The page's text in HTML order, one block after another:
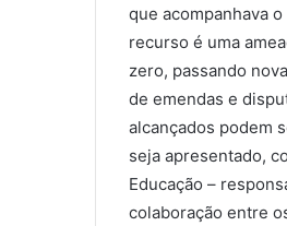
que acompanhava
recurso é uma
zero, passando
de emendas e
alcançados podem
seja apresentado,
Educação –
colaboração entre